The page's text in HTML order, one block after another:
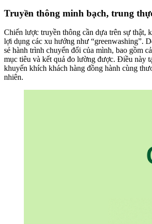
Truyền thông minh bạch, trung
Chiến lược truyền thông cần dựa trên sự thật,
lợi dụng các xu hướng như “greenwashing”.
sẻ hành trình chuyển đổi của mình, bao gồm
mục tiêu và kết quả đo lường được. Điều này
khuyến khích khách hàng đồng hành cùng
nhiên.